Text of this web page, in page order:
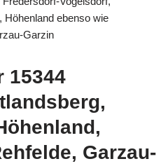
Höhenland ebenso wie
Garzin
15344
Garzau-